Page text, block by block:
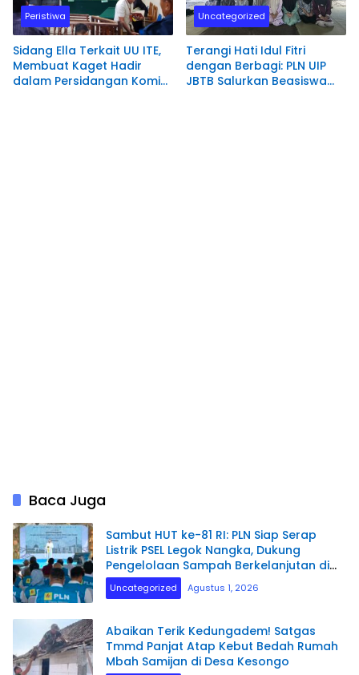
Peristiwa
Sidang Ella Terkait UU ITE,
Membuat Kaget Hadir
dalam Persidangan Komisi
Uncategorized
Terangi Hati Idul Fitri
dengan Berbagi: PLN UIP
JBTB Salurkan Beasiswa
Baca Juga
Sambut HUT ke-81 RI: PLN Siap Serap
Listrik PSEL Legok Nangka, Dukung
Pengelolaan Sampah Berkelanjutan di
Jawa Barat
Uncategorized Agustus 1, 2026
Abaikan Terik Kedungadem! Satgas
Tmmd Panjat Atap Kebut Bedah Rumah
Mbah Samijan di Desa Kesongo